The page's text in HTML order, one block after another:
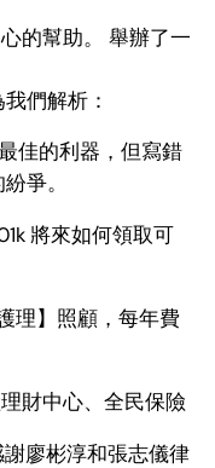
的幫助。 舉辦了一
們解析：
佳的利器，但寫錯
爭。
將來如何領取可
理】照顧，每年費
財中心、全民保險
廖彬淳和張志儀律